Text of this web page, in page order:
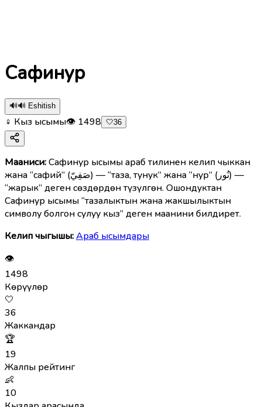
Сафинур
🔊🔊 Eshitish
♀ Кыз ысымы👁 1498 🤍36
Мааниcи:Сафинур ысымы араб тилинен келип чыккан
жана “сафий” (صَفِيّ) — “таза, тунук” жана “нур” (نُور) —
“жарык” деген сөздөрдөн түзүлгөн. Ошондуктан
Сафинур ысымы “тазалыктын жана жакшылыктын
символу болгон сулуу кыз” деген маанини билдирет.
Келип чыгышы:Араб ысымдары
👁
1498
Көрүүлөр
🤍
36
Жаккандар
🏆
19
Жалпы рейтинг
👶
10